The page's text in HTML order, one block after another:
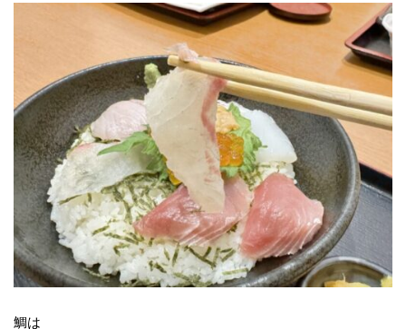
鯛は